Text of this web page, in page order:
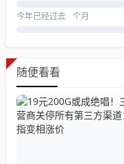
今年已经过去 个月
随便看看